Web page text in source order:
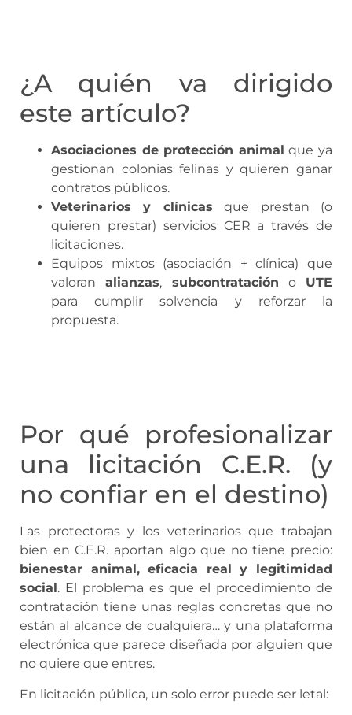
¿A quién va dirigido
este artículo?
Asociaciones de protección animal que ya
gestionan colonias felinas y quieren ganar
contratos públicos.
Veterinarios y clínicas que prestan (o
quieren prestar) servicios CER a través de
licitaciones.
Equipos mixtos (asociación + clínica) que
valoranalianzas, subcontratación o UTE
para cumplir solvencia y reforzar la
propuesta.
Por qué profesionalizar
una licitación C.E.R. (y
no confiar en el destino)
Las protectoras y los veterinarios que trabajan
bien en C.E.R. aportan algo que no tiene precio:
bienestar animal, eficacia real y legitimidad
social . El problema es que el procedimiento de
contratación tiene unas reglas concretas que no
están al alcance de cualquiera… y una plataforma
electrónica que parece diseñada por alguien que
no quiere que entres.
En licitación pública, un solo error puede ser letal: